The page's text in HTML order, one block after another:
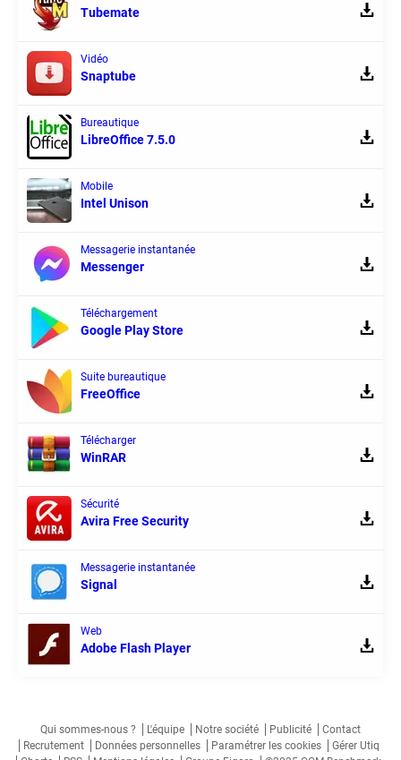
Tubemate
Vidéo
Snaptube
Bureautique
LibreOffice 7.5.0
Mobile
Intel Unison
Messagerie instantanée
Messenger
Téléchargement
Google Play Store
Suite bureautique
FreeOffice
Télécharger
WinRAR
Sécurité
Avira Free Security
Messagerie instantanée
Signal
Web
Adobe Flash Player
Qui sommes-nous ? L'équipe Notre société Publicité
Contact
Recrutement
Données personnelles Paramétrer les cookies
Gérer Utiq